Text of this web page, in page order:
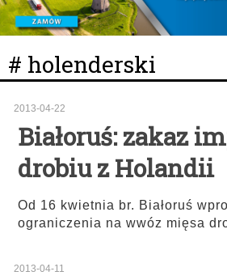
# holenderski
2013-04-22
Białoruś: zakaz
drobiu z Holandii
Od 16 kwietnia br. Białoruś
ograniczenia na wwóz mięsa
2013-04-11